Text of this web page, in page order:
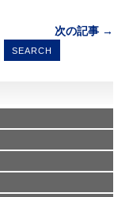
次の記事 →